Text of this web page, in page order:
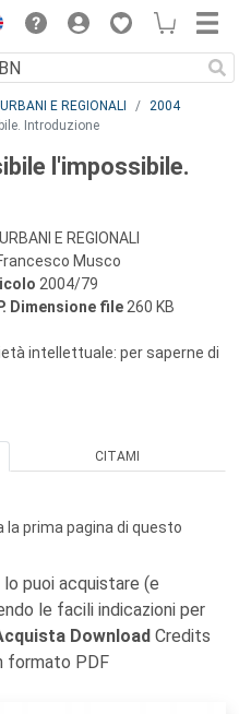
E REGIONALI
2004
Introduzione
l'impossibile.
E REGIONALI
Musco
2004/79
P. Dimensione file 260 KB
intellettuale: per saperne di
CITAMI
prima pagina di questo
puoi acquistare (e
le facili indicazioni per
Download Credits
formato PDF